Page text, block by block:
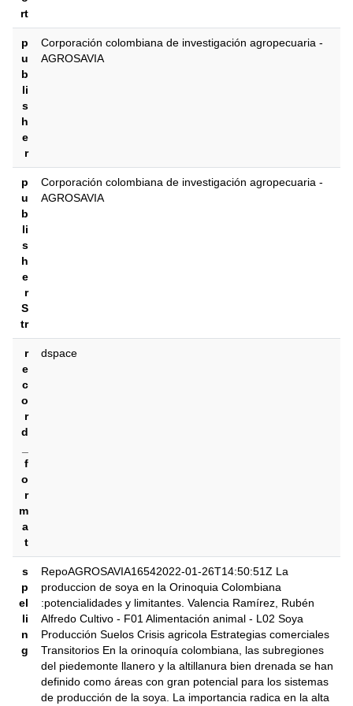
rt
p
u
b
li
s
h
e
r
‎‎Corporación colombiana de investigación agropecuaria -
AGROSAVIA
p
u
b
li
s
h
e
r
S
tr
‎‎Corporación colombiana de investigación agropecuaria -
AGROSAVIA
r
e
c
o
r
d
f
o
r
m
a
t
dspace
s
p
el
li
n
g
RepoAGROSAVIA16542022-01-26T14:50:51Z La
produccion de soya en la Orinoquia Colombiana
:potencialidades y limitantes. Valencia Ramírez, Rubén
Alfredo Cultivo - F01 Alimentación animal - L02 Soya
Producción Suelos Crisis agricola Estrategias comerciales
Transitorios En la orinoquía colombiana, las subregiones
del piedemonte llanero y la altillanura bien drenada se han
definido como áreas con gran potencial para los sistemas
de producción de la soya. La importancia radica en la alta